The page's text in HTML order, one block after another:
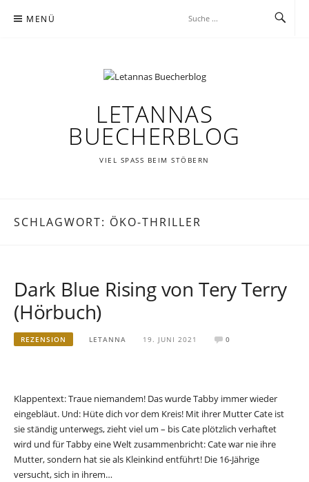
Inhalt MENÜ
LETANNAS
BUECHERBLOG
VIEL SPASS BEIM STÖBERN
SCHLAGWORT: ÖKO-THRILLER
Dark Blue Rising von Tery Terry
(Hörbuch)
REZENSION LETANNA 19. JUNI 2021 0
Klappentext: Traue niemandem! Das wurde Tabby immer wieder
eingebläut. Und: Hüte dich vor dem Kreis! Mit ihrer Mutter Cate ist
sie ständig unterwegs, zieht viel um – bis Cate plötzlich verhaftet
wird und für Tabby eine Welt zusammenbricht: Cate war nie ihre
Mutter, sondern hat sie als Kleinkind entführt! Die 16-Jährige
versucht, sich in ihrem…